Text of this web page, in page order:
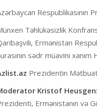
Təhlükəsizlik
Ermənistan
sədr müavini
Prezidentin
Kristof Heusgen:
Ermənistanın və